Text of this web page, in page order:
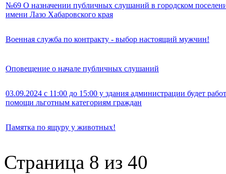
№69 О назначении публичных слушаний в городском
имени Лазо Хабаровского края
Военная служба по контракту - выбор настоящий мужчин!
Оповещение о начале публичных слушаний
03.09.2024 с 11:00 до 15:00 у здания администрации будет
помощи льготным категориям граждан
Памятка по ящуру у животных!
Страница 8 из 40